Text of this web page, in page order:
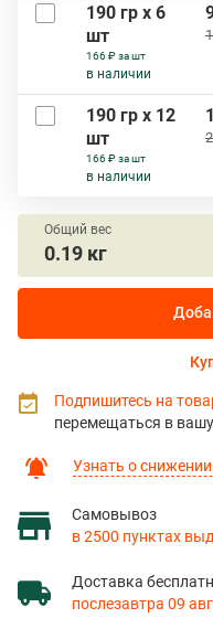
190 гр х 6
шт
166 ₽ за шт
в наличии
190 гр х 12
шт
166 ₽ за шт
в наличии
Узнать о
Самовывоз
в 2500 пунктах
Доставка
послезавтра 09
Общий вес
0.19 кг
Подпишитесь на
перемещаться в